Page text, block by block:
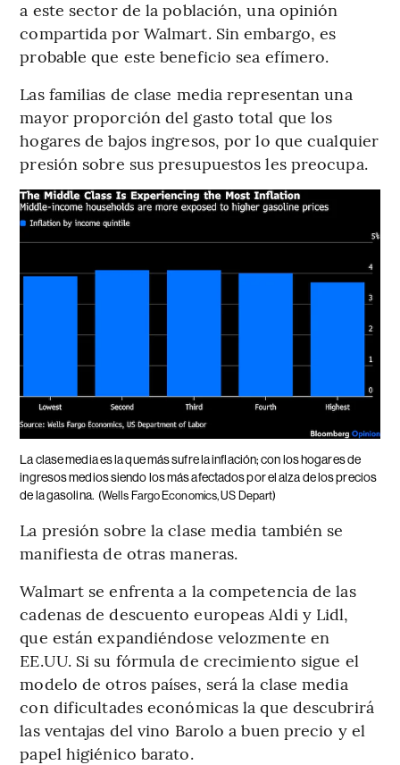
a este sector de la población, una opinión
compartida por Walmart. Sin embargo, es
probable que este beneficio sea efímero.
Las familias de clase media representan una
mayor proporción del gasto total que los
hogares de bajos ingresos, por lo que cualquier
presión sobre sus presupuestos les preocupa.
La clase media es la que más sufre la inflación; con los hogares de
ingresos medios siendo los más afectados por el alza de los precios
de la gasolina. (Wells Fargo Economics, US Depart)
La presión sobre la clase media también se
manifiesta de otras maneras.
Walmart se enfrenta a la competencia de las
cadenas de descuento europeas Aldi y Lidl,
que están expandiéndose velozmente en
EE.UU. Si su fórmula de crecimiento sigue el
modelo de otros países, será la clase media
con dificultades económicas la que descubrirá
las ventajas del vino Barolo a buen precio y el
papel higiénico barato.